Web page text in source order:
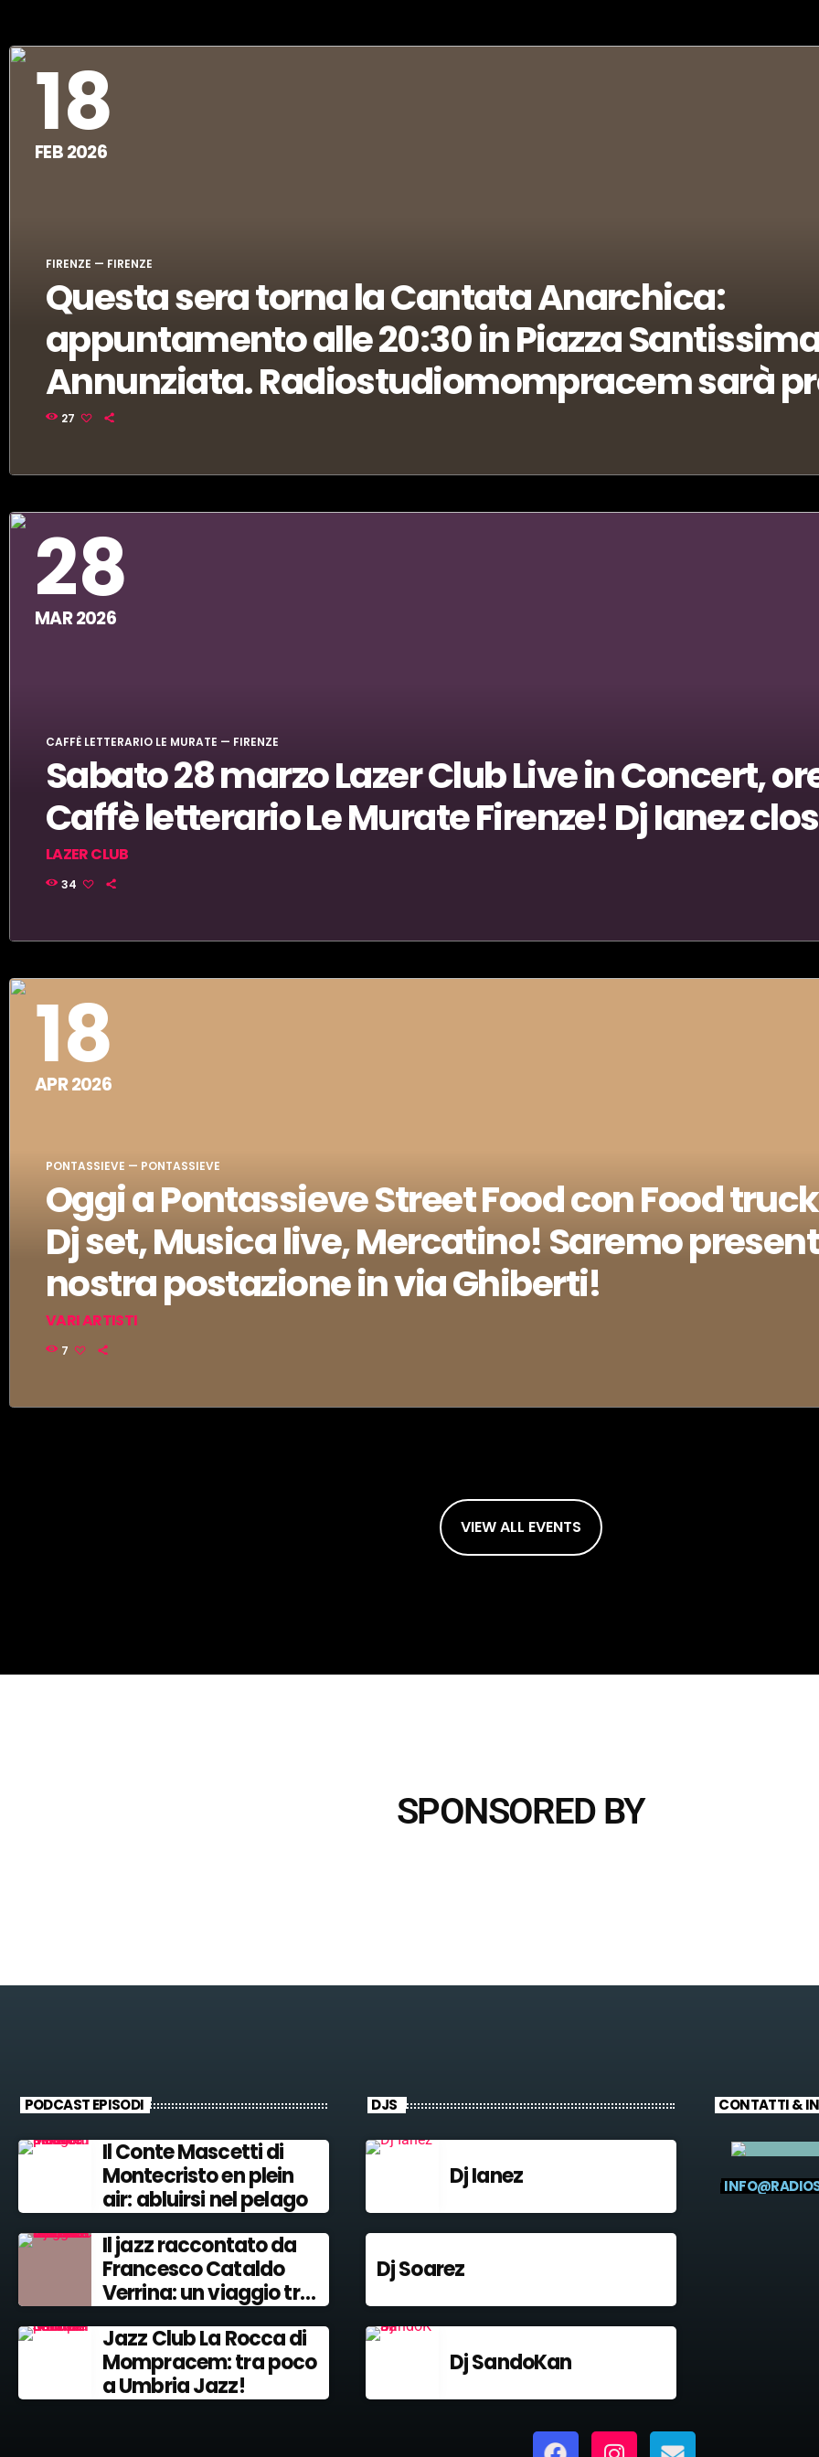
18
FEB 2026
FIRENZE — FIRENZE
Questa sera torna la Cantata Anarchica:
appuntamento alle 20:30 in Piazza
Annunziata. Radiostudiomompracem sarà
Venite a scoprirlo!
Questa sera torna la Cantata Anarchica: appuntamento alle 20:30 in Piazza Santissima Annunziata! Buon compleanno Fabrizio!
27
28
MAR 2026
CAFFÈ LETTERARIO LE MURATE — FIRENZE
Sabato 28 marzo Lazer Club Live in Concert,
Caffè letterario Le Murate Firenze! Dj Ianez
LAZER CLUB
Lazer Club Live in Concert, ore 21, Caffè letterario Le Murate Firenze! opening Febe-India-Michele! Dj Ianez closing!
34
18
APR 2026
PONTASSIEVE — PONTASSIEVE
Oggi a Pontassieve Street Food con Food
Dj set, Musica live, Mercatino! Saremo
nostra postazione in via Ghiberti!
VARI ARTISTI
Vi aspettiamo nelle nostra postazione in via Ghiberti con Dj Ianez, Dj Soarez, Dj Sandokan e tanti altri amici! Venite a trovarci!
7
VIEW ALL EVENTS
SPONSORED BY
PODCAST EPISODI
Il Conte Mascetti di
Montecristo en plein
air: abluirsi nel pelago
Il jazz raccontato da
Francesco Cataldo
Verrina: un viaggio tra
Coltrane.
Jazz Club La Rocca di
Mompracem: tra poco
a Umbria Jazz!
DJS
Dj Ianez
Dj Soarez
Dj SandoKan
CONTATTI &